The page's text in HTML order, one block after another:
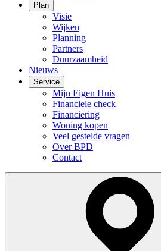
Plan
Visie
Wijken
Planning
Partners
Duurzaamheid
Nieuws
Service
Mijn Eigen Huis
Financiele check
Financiering
Woning kopen
Veel gestelde vragen
Over BPD
Contact